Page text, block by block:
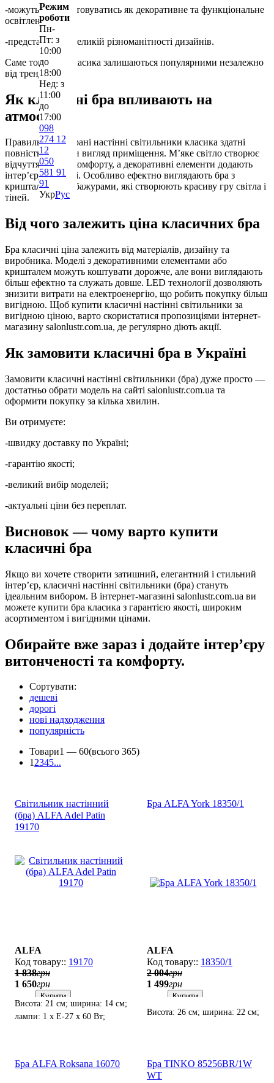
Режим
роботи
Пн-
Пт: з
10:00
до
18:00
Нед: з
11:00
до
17:00
098
274 12
12
050
581 91
91
УкрРус
-можуть використовуватись як декоративне та функціональне
освітлення;
-представлені у великій різноманітності дизайнів.
Саме тому бра класика залишаються популярними незалежно
від трендів.
Як класичні бра впливають на
атмосферу
Правильно підібрані настінні світильники класика здатні
повністю змінити вигляд приміщення. М’яке світло створює
відчуття тепла і комфорту, а декоративні елементи додають
інтер’єру розкоші. Особливо ефектно виглядають бра з
кришталем або абажурами, які створюють красиву гру світла і
тіней.
Від чого залежить ціна класичних бра
Бра класичні ціна залежить від матеріалів, дизайну та
виробника. Моделі з декоративними елементами або
кришталем можуть коштувати дорожче, але вони виглядають
більш ефектно та служать довше. LED технології дозволяють
знизити витрати на електроенергію, що робить покупку більш
вигідною. Щоб купити класичні настінні світильники за
вигідною ціною, варто скористатися пропозиціями інтернет-
магазину salonlustr.com.ua, де регулярно діють акції.
Як замовити класичні бра в Україні
Замовити класичні настінні світильники (бра) дуже просто —
достатньо обрати модель на сайті salonlustr.com.ua та
оформити покупку за кілька хвилин.
Ви отримуєте:
-швидку доставку по Україні;
-гарантію якості;
-великий вибір моделей;
-актуальні ціни без переплат.
Висновок — чому варто купити
класичні бра
Якщо ви хочете створити затишний, елегантний і стильний
інтер’єр, класичні настінні світильники (бра) стануть
ідеальним вибором. В інтернет-магазині salonlustr.com.ua ви
можете купити бра класика з гарантією якості, широким
асортиментом і вигідними цінами.
Обирайте вже зараз і додайте інтер’єру
витонченості та комфорту.
Сортувати:
дешеві
дорогі
нові надходження
популярність
Товари1 — 60(всього 365)
12345...
Світильник настінний
(бра) ALFA Adel Patin
19170
ALFA
19170
1 838грн
1 650грн
Купити
Висота: 21 см; ширина: 14 см;
лампи: 1 х Е-27 х 60 Вт;
Бра ALFA York 18350/1
ALFA
18350/1
2 004грн
1 499грн
Купити
Висота: 26 см; ширина: 22 см;
Бра ALFA Roksana 16070
Бра TINKO 85256BR/1W
WT